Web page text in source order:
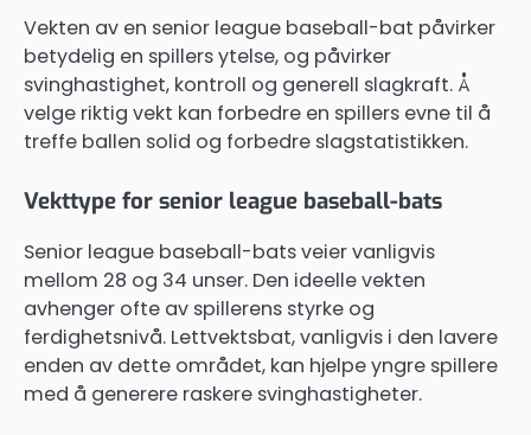
Vekten av en senior league baseball-bat påvirker
betydelig en spillers ytelse, og påvirker
svinghastighet, kontroll og generell slagkraft. Å
velge riktig vekt kan forbedre en spillers evne til å
treffe ballen solid og forbedre slagstatistikken.
Vekttype for senior league baseball-bats
Senior league baseball-bats veier vanligvis
mellom 28 og 34 unser. Den ideelle vekten
avhenger ofte av spillerens styrke og
ferdighetsnivå. Lettvektsbat, vanligvis i den lavere
enden av dette området, kan hjelpe yngre spillere
med å generere raskere svinghastigheter.